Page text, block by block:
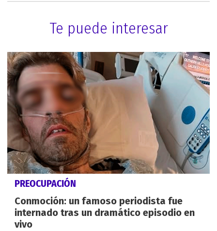
Te puede interesar
PREOCUPACIÓN
Conmoción: un famoso periodista fue
internado tras un dramático episodio en
vivo